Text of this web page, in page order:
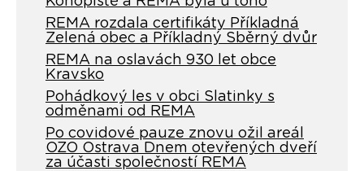
REMA rozdala certifikáty Příkladná
Zelená obec a Příkladný Sběrný dvůr
REMA na oslavách 930 let obce
Kravsko
Pohádkový les v obci Slatinky s
odměnami od REMA
Po covidové pauze znovu ožil areál
OZO Ostrava Dnem otevřených dveří
za účasti společností REMA